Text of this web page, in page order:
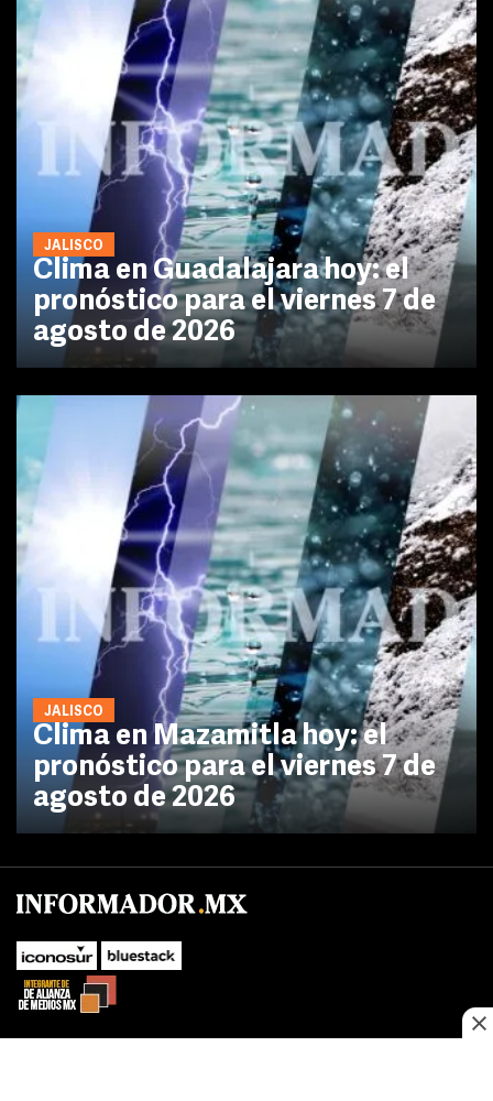
JALISCO
Clima en Guadalajara hoy: el
pronóstico para el viernes 7 de
agosto de 2026
JALISCO
Clima en Mazamitla hoy: el
pronóstico para el viernes 7 de
agosto de 2026